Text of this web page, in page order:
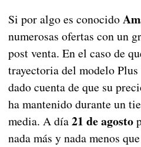
Si por algo es conocido
numerosas ofertas con un
post venta. En el caso de
trayectoria del modelo Plus
dado cuenta de que su
ha mantenido durante un
media. A día21 de agosto
nada más y nada menos que